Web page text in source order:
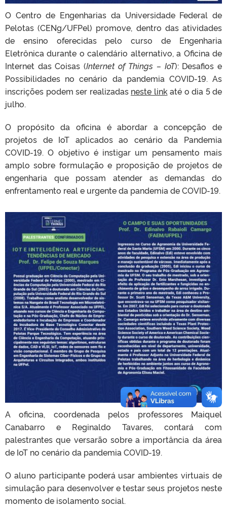
O Centro de Engenharias da Universidade Federal de
Pelotas (CENg/UFPel) promove, dentro das atividades
de ensino oferecidas pelo curso de Engenharia
Eletrônica durante o calendário alternativo, a Oficina de
Internet das Coisas (Internet of Things – IoT): Desafios e
Possibilidades no cenário da pandemia COVID-19. As
inscrições podem ser realizadas neste link até o dia 5 de
julho.
O propósito da oficina é abordar a concepção de
projetos de IoT aplicados ao cenário da Pandemia
COVID-19. O objetivo é instigar um pensamento mais
amplo sobre formulação e proposição de projetos de
engenharia que possam atender as demandas do
enfrentamento real e urgente da pandemia de COVID-19.
A oficina, coordenada pelos professores Maiquel
Canabarro e Reginaldo Tavares, contará com
palestrantes que versarão sobre a importância da área
de IoT no cenário da pandemia COVID-19.
O aluno participante poderá usar ambientes virtuais de
simulação para desenvolver e testar seus projetos neste
momento de isolamento social.